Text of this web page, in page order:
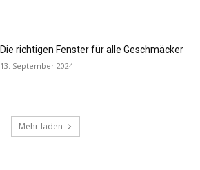
Die richtigen Fenster für alle Geschmäcker
13. September 2024
Mehr laden